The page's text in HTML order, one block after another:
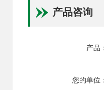
产品咨询
产品：
您的单位：